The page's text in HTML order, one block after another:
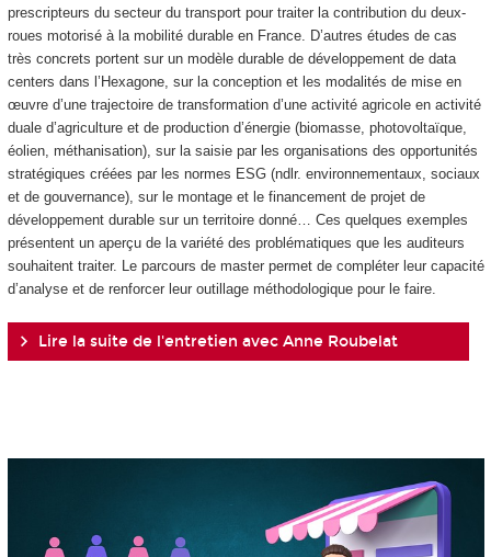
prescripteurs du secteur du transport pour traiter la contribution du deux-
roues motorisé à la mobilité durable en France. D’autres études de cas
très concrets portent sur un modèle durable de développement de data
centers dans l’Hexagone, sur la conception et les modalités de mise en
œuvre d’une trajectoire de transformation d’une activité agricole en activité
duale d’agriculture et de production d’énergie (biomasse, photovoltaïque,
éolien, méthanisation), sur la saisie par les organisations des opportunités
stratégiques créées par les normes ESG (ndlr. environnementaux, sociaux
et de gouvernance), sur le montage et le financement de projet de
développement durable sur un territoire donné… Ces quelques exemples
présentent un aperçu de la variété des problématiques que les auditeurs
souhaitent traiter. Le parcours de master permet de compléter leur capacité
d’analyse et de renforcer leur outillage méthodologique pour le faire.
Lire la suite de l'entretien avec Anne Roubelat